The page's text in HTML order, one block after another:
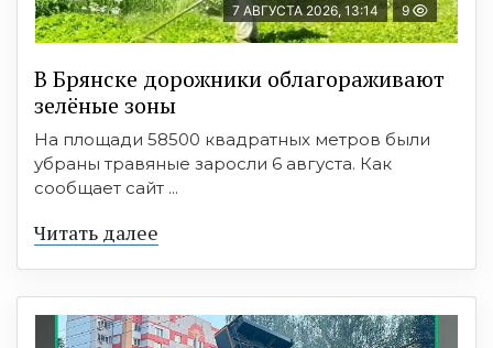
7 АВГУСТА 2026, 13:14 9
В Брянске дорожники облагораживают
зелёные зоны
На площади 58500 квадратных метров были
убраны травяные заросли 6 августа. Как
сообщает сайт ...
Читать далее